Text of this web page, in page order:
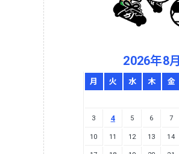
2026年8月
月 火 水 木 金
3 4 5 6 7
10 11 12 13 14